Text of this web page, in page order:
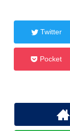
Twitter
Pocket